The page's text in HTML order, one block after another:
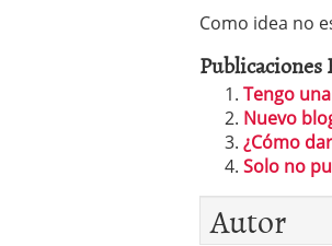
Como idea no
Publicaciones
Tengo
Nuevo
¿Cómo
Solo no
Autor